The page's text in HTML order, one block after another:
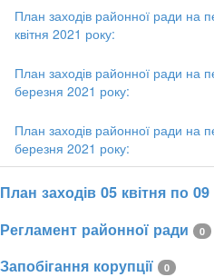
План заходів районної ради на
квітня 2021 року:
План заходів районної ради на
березня 2021 року:
План заходів районної ради на
березня 2021 року:
План заходів 05 квітня по
Регламент районної ради 0
Запобігання корупції 0